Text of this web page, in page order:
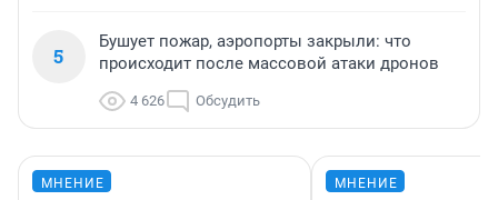
5
Бушует пожар, аэропорты закрыли: что
происходит после массовой атаки дронов
4 626 Обсудить
МНЕНИЕ МНЕНИЕ